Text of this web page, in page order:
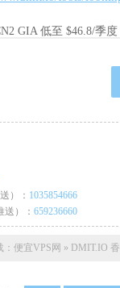
GIA 低至 $46.8/季
）： 1035854666
）： 659236660
便宜VPS网 » DMIT.IO